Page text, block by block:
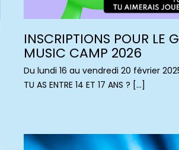
INSCRIPTIONS POUR LE
MUSIC CAMP 2026
Du lundi 16 au vendredi 20 février
TU AS ENTRE 14 ET 17 ANS ? […]